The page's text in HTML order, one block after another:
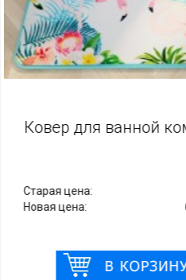
Ковер для ванной
Старая цена:
Новая цена: